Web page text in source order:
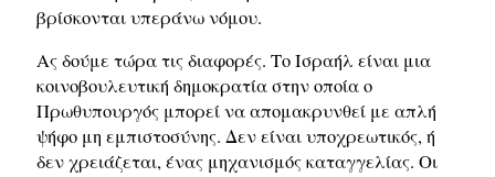
βρίσκονται υπεράνω νόμου.
Ας δούμε τώρα τις διαφορές. Το Ισραήλ είναι μια
κοινοβουλευτική δημοκρατία στην οποία ο
Πρωθυπουργός μπορεί να απομακρυνθεί με απλή
ψήφο μη εμπιστοσύνης. Δεν είναι υποχρεωτικός, ή
δεν χρειάζεται, ένας μηχανισμός καταγγελίας. Οι